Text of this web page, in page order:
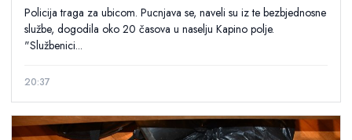
Policija traga za ubicom. Pucnjava se, naveli su iz te bezbjednosne
službe, dogodila oko 20 časova u naselju Kapino polje.
"Službenici...
20:37